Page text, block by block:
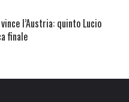
l’Austria: quinto Lucio
finale